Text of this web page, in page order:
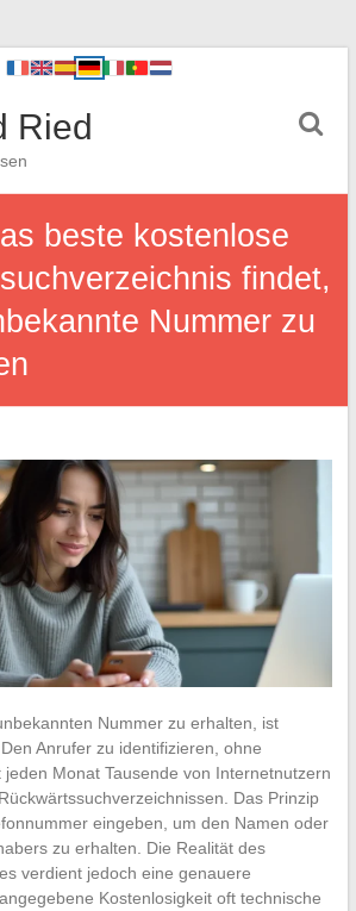
Ried
beste kostenlose
findet,
Nummer zu
Nummer zu erhalten, ist
Anrufer zu identifizieren, ohne
Monat Tausende von Internetnutzern
Das Prinzip
eingeben, um den Namen oder
zu erhalten. Die Realität des
verdient jedoch eine genauere
Kostenlosigkeit oft technische